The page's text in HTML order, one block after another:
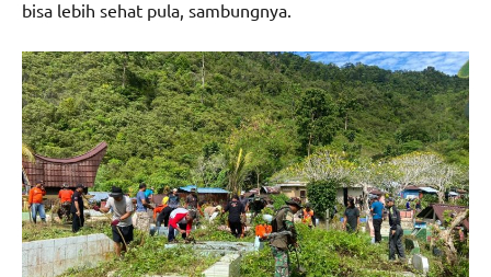
bisa lebih sehat pula, sambungnya.